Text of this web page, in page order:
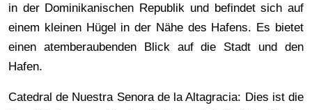
in der Dominikanischen Republik und befindet sich auf
einem kleinen Hügel in der Nähe des Hafens. Es bietet
einen atemberaubenden Blick auf die Stadt und den
Hafen.
Catedral de Nuestra Senora de la Altagracia: Dies ist die